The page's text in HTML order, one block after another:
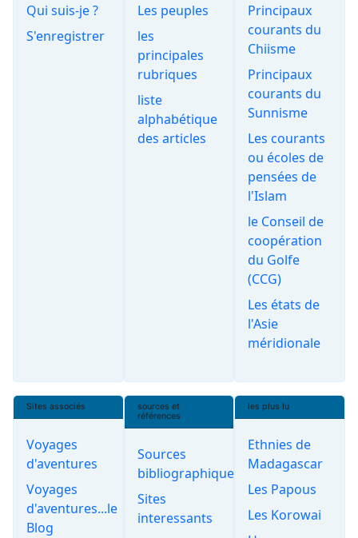
Qui suis-je ?
S'enregistrer
Les peuples
les
principales
rubriques
liste
alphabétique
des articles
Principaux
courants du
Chiisme
Principaux
courants du
Sunnisme
Les courants
ou écoles de
pensées de
l'Islam
le Conseil de
coopération
du Golfe
(CCG)
Les états de
l'Asie
méridionale
Sites associés
Voyages
d'aventures
Voyages
d'aventures...le
Blog
sources et
références
Sources
bibliographiques
Sites
interessants
les plus lu
Ethnies de
Madagascar
Les Papous
Les Korowai